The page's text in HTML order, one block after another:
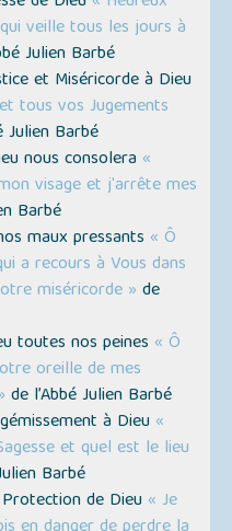
veille tous les jours à
Julien Barbé
et Miséricorde à Dieu
tous vos Jugements
Julien Barbé
nous consolera «
visage et j'arrête mes
Barbé
maux pressants « Ô
a recours à Vous dans
miséricorde » de
toutes nos peines « Ô
oreille de mes
de l’Abbé Julien Barbé
à Dieu «
et quel est le lieu
Barbé
de Dieu « Je